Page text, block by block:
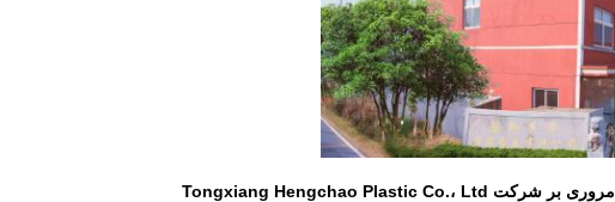
مروری بر شرکت Tongxiang Hengchao Plastic Co.، Ltd